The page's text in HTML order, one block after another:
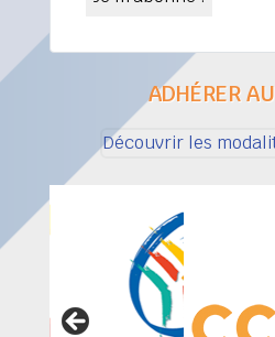
ADHÉRER
Découvrir les